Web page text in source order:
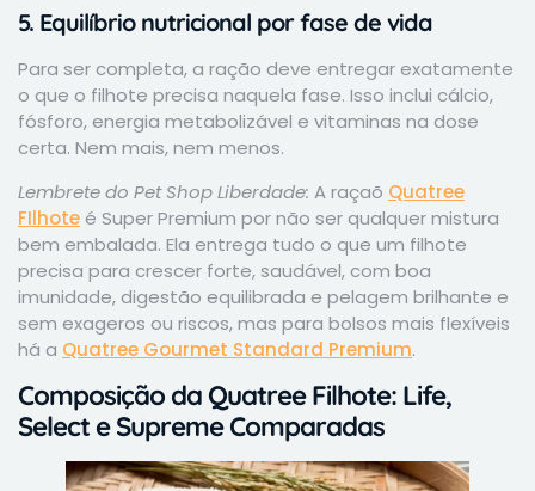
5. Equilíbrio nutricional por fase de vida
Para ser completa, a ração deve entregar exatamente
o que o filhote precisa naquela fase. Isso inclui cálcio,
fósforo, energia metabolizável e vitaminas na dose
certa. Nem mais, nem menos.
Lembrete do Pet Shop Liberdade: A raçaõ Quatree
FIlhote é Super Premium por não ser qualquer mistura
bem embalada. Ela entrega tudo o que um filhote
precisa para crescer forte, saudável, com boa
imunidade, digestão equilibrada e pelagem brilhante e
sem exageros ou riscos, mas para bolsos mais flexíveis
há a Quatree Gourmet Standard Premium.
Composição da Quatree Filhote: Life,
Select e Supreme Comparadas